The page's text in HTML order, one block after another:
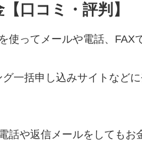
口コミ・評判】
使ってメールや電話、FAX
一括申し込みサイトなど
話や返信メールをしても